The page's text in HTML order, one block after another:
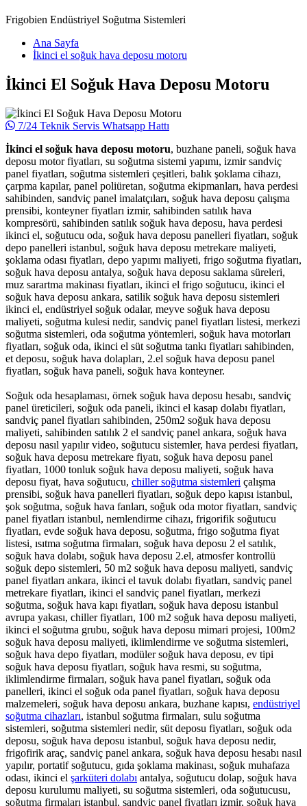
Frigobien Endüstriyel Soğutma Sistemleri
Ana Sayfa
İkinci el soğuk hava deposu motoru
İkinci El Soğuk Hava Deposu Motoru
7/24 Teknik Servis Whatsapp Hattı
İkinci el soğuk hava deposu motoru, buzhane paneli, soğuk hava
deposu motor fiyatları, su soğutma sistemi yapımı, izmir sandviç
panel fiyatları, soğutma sistemleri çeşitleri, balık şoklama cihazı,
çarpma kapılar, panel poliüretan, soğutma ekipmanları, hava perdesi
sahibinden, sandviç panel imalatçıları, soğuk hava deposu çalışma
prensibi, konteyner fiyatları izmir, sahibinden satılık hava
kompresörü, sahibinden satılık soğuk hava deposu, hava perdesi
ikinci el, soğutucu oda, soğuk hava deposu panelleri fiyatları, soğuk
depo panelleri istanbul, soğuk hava deposu metrekare maliyeti,
şoklama odası fiyatları, depo yapımı maliyeti, frigo soğutma fiyatları,
soğuk hava deposu antalya, soğuk hava deposu saklama süreleri,
muz sarartma makinası fiyatları, ikinci el frigo soğutucu, ikinci el
soğuk hava deposu ankara, satilik soğuk hava deposu sistemleri
ikinci el, endüstriyel soğuk odalar, meyve soğuk hava deposu
maliyeti, soğutma kulesi nedir, sandviç panel fiyatları listesi, merkezi
soğutma sistemleri, oda soğutma yöntemleri, soğuk hava motorları
fiyatları, soğuk oda, ikinci el süt soğutma tankı fiyatları sahibinden,
et deposu, soğuk hava dolapları, 2.el soğuk hava deposu panel
fiyatları, soğuk hava paneli, soğuk hava konteyner.
Soğuk oda hesaplaması, örnek soğuk hava deposu hesabı, sandviç
panel üreticileri, soğuk oda paneli, ikinci el kasap dolabı fiyatları,
sandviç panel fiyatları sahibinden, 250m2 soğuk hava deposu
maliyeti, sahibinden satılık 2 el sandviç panel ankara, soğuk hava
deposu nasıl yapılır video, soğutucu sistemler, hava perdesi fiyatları,
soğuk hava deposu metrekare fiyatı, soğuk hava deposu panel
fiyatları, 1000 tonluk soğuk hava deposu maliyeti, soğuk hava
deposu fiyat, hava soğutucu, chiller soğutma sistemleri çalışma
prensibi, soğuk hava panelleri fiyatları, soğuk depo kapısı istanbul,
şok soğutma, soğuk hava fanları, soğuk oda motor fiyatları, sandviç
panel fiyatları istanbul, nemlendirme cihazı, frigorifik soğutucu
fiyatları, evde soğuk hava deposu, soğutma, frigo soğutma fiyat
listesi, ısıtma soğutma firmaları, soğuk hava deposu 2 el satılık,
soğuk hava dolabı, soğuk hava deposu 2.el, atmosfer kontrollü
soğuk depo sistemleri, 50 m2 soğuk hava deposu maliyeti, sandviç
panel fiyatları ankara, ikinci el tavuk dolabı fiyatları, sandviç panel
metrekare fiyatları, ikinci el sandviç panel fiyatları, merkezi
soğutma, soğuk hava kapı fiyatları, soğuk hava deposu istanbul
avrupa yakası, chiller fiyatları, 100 m2 soğuk hava deposu maliyeti,
ikinci el soğutma grubu, soğuk hava deposu mimari projesi, 100m2
soğuk hava deposu maliyeti, iklimlendirme ve soğutma sistemleri,
soğuk hava depo fiyatları, modüler soğuk hava deposu, ev tipi
soğuk hava deposu fiyatları, soğuk hava resmi, su soğutma,
iklimlendirme firmaları, soğuk hava panel fiyatları, soğuk oda
panelleri, ikinci el soğuk oda panel fiyatları, soğuk hava deposu
malzemeleri, soğuk hava deposu ankara, buzhane kapısı, endüstriyel
soğutma cihazları, istanbul soğutma firmaları, sulu soğutma
sistemleri, soğutma sistemleri nedir, süt deposu fiyatları, soğuk oda
deposu, soğuk hava deposu istanbul, soğuk hava deposu nedir,
frigofirik araç, sandviç panel ankara, soğuk hava deposu hesabı nasıl
yapılır, portatif soğutucu, gıda şoklama makinası, soğuk muhafaza
odası, ikinci el şarküteri dolabı antalya, soğutucu dolap, soğuk hava
deposu kurulumu maliyeti, su soğutma sistemleri, oda soğutucusu,
soğutma firmaları istanbul, sandviç panel fiyatları izmir, soğuk hava